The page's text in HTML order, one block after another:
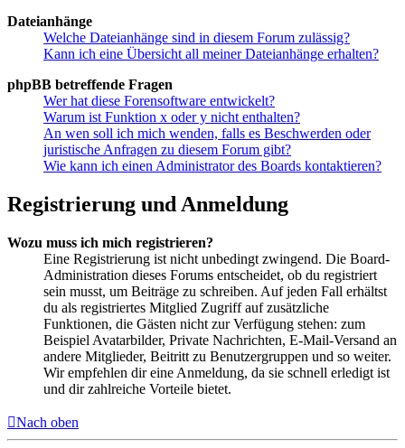
Dateianhänge
Welche Dateianhänge sind in diesem Forum zulässig?
Kann ich eine Übersicht all meiner Dateianhänge erhalten?
phpBB betreffende Fragen
Wer hat diese Forensoftware entwickelt?
Warum ist Funktion x oder y nicht enthalten?
An wen soll ich mich wenden, falls es Beschwerden oder
juristische Anfragen zu diesem Forum gibt?
Wie kann ich einen Administrator des Boards kontaktieren?
Registrierung und Anmeldung
Wozu muss ich mich registrieren?
Eine Registrierung ist nicht unbedingt zwingend. Die Board-
Administration dieses Forums entscheidet, ob du registriert
sein musst, um Beiträge zu schreiben. Auf jeden Fall erhältst
du als registriertes Mitglied Zugriff auf zusätzliche
Funktionen, die Gästen nicht zur Verfügung stehen: zum
Beispiel Avatarbilder, Private Nachrichten, E-Mail-Versand an
andere Mitglieder, Beitritt zu Benutzergruppen und so weiter.
Wir empfehlen dir eine Anmeldung, da sie schnell erledigt ist
und dir zahlreiche Vorteile bietet.
Nach oben